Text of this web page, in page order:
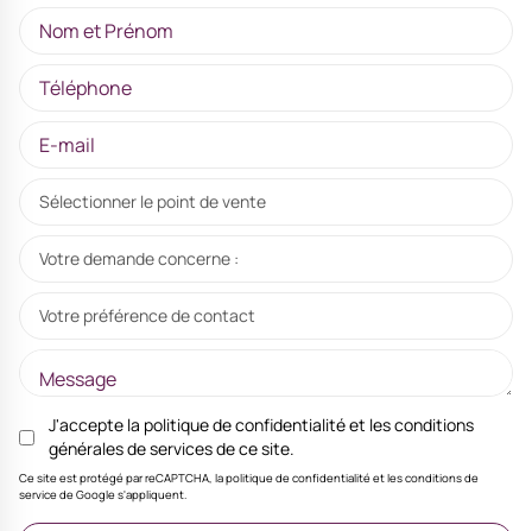
Sélectionner le point de vente
Votre demande concerne :
Votre préférence de contact
J'accepte la politique de confidentialitéet lesconditions
générales de servicesde ce site.
Ce site est protégé par reCAPTCHA, la politique de confidentialité et les conditions de
service de Google s'appliquent.